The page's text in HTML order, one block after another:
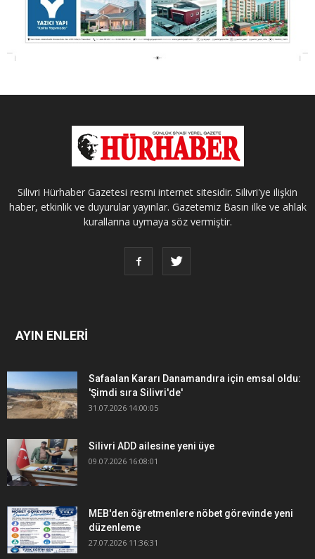
Silivri Hürhaber Gazetesi resmi internet sitesidir. Silivri'ye ilişkin
haber, etkinlik ve duyurular yayınlar. Gazetemiz Basın ilke ve ahlak
kurallarına uymaya söz vermiştir.
AYIN ENLERİ
Safaalan Kararı Danamandıra için emsal oldu:
'Şimdi sıra Silivri'de'
31.07.2026 14:00:05
Silivri ADD ailesine yeni üye
09.07.2026 16:08:01
MEB'den öğretmenlere nöbet görevinde yeni
düzenleme
27.07.2026 11:36:31